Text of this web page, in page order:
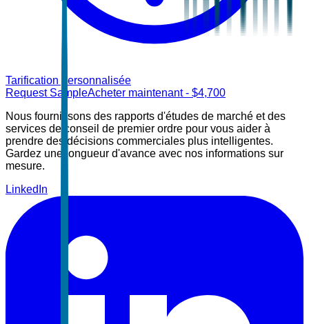
Tarification personnalisée
Request SampleAcheter maintenant- $4,700
Nous fournissons des rapports d'études de marché et des
services de conseil de premier ordre pour vous aider à
prendre des décisions commerciales plus intelligentes.
Gardez une longueur d'avance avec nos informations sur
mesure.
LinkedIn